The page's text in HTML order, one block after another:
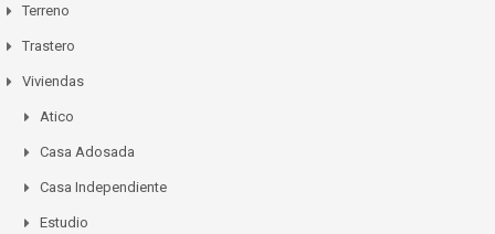
Terreno
Trastero
Viviendas
Atico
Casa Adosada
Casa Independiente
Estudio